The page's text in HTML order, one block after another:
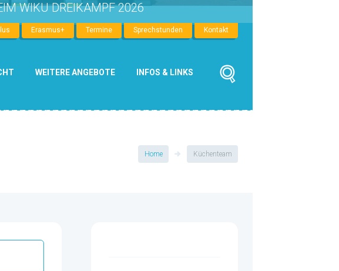
WIKU DREIKAMPF 2026
Erasmus+ Termine Sprechstunden Kontakt
WEITERE ANGEBOTE INFOS & LINKS
Home Küchenteam